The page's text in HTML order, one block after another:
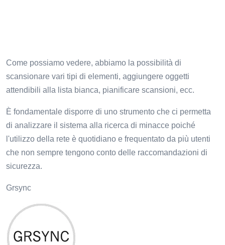
Come possiamo vedere, abbiamo la possibilità di
scansionare vari tipi di elementi, aggiungere oggetti
attendibili alla lista bianca, pianificare scansioni, ecc.
È fondamentale disporre di uno strumento che ci permetta
di analizzare il sistema alla ricerca di minacce poiché
l'utilizzo della rete è quotidiano e frequentato da più utenti
che non sempre tengono conto delle raccomandazioni di
sicurezza.
Grsync